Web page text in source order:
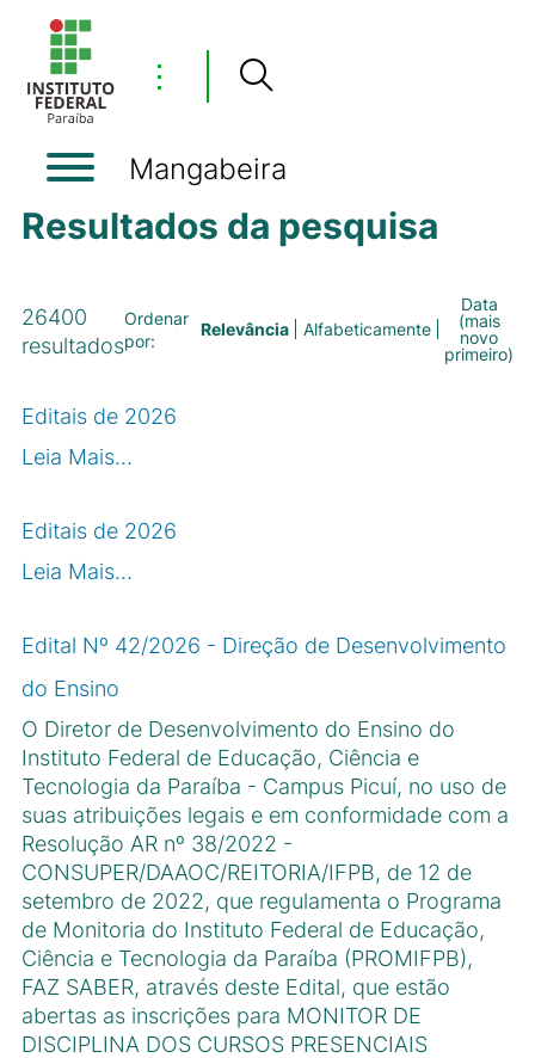
⋮
Mangabeira
Resultados da pesquisa
26400
resultados
Ordenar
por:
Relevância Alfabeticamente
Data
(mais
novo
primeiro)
Editais de 2026
Leia Mais…
Editais de 2026
Leia Mais…
Edital Nº 42/2026 - Direção de Desenvolvimento
do Ensino
O Diretor de Desenvolvimento do Ensino do
Instituto Federal de Educação, Ciência e
Tecnologia da Paraíba - Campus Picuí, no uso de
suas atribuições legais e em conformidade com a
Resolução AR nº 38/2022 -
CONSUPER/DAAOC/REITORIA/IFPB, de 12 de
setembro de 2022, que regulamenta o Programa
de Monitoria do Instituto Federal de Educação,
Ciência e Tecnologia da Paraíba (PROMIFPB),
FAZ SABER, através deste Edital, que estão
abertas as inscrições para MONITOR DE
DISCIPLINA DOS CURSOS PRESENCIAIS